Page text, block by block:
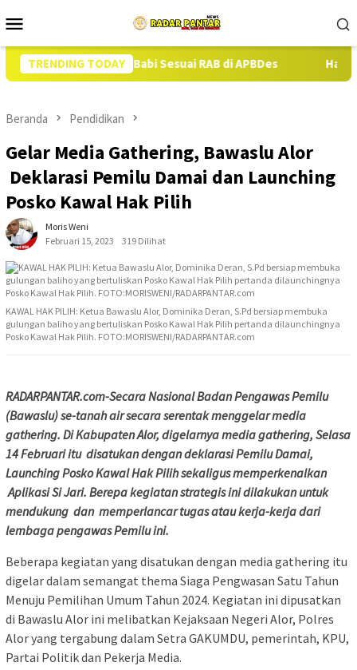
ke
Mobile
TRENDING TODAY
13 Ekor Babi Sesuai RAB di APBDes Hampir Setahun
Beranda Pendidikan
Gelar Media Gathering, Bawaslu Alor
Deklarasi Pemilu Damai dan Launching
Posko Kawal Hak Pilih
Moris Weni
Februari 15, 2023
319 Dilihat
KAWAL HAK PILIH: Ketua Bawaslu Alor, Dominika Deran, S.Pd bersiap membuka
gulungan baliho yang bertuliskan Posko Kawal Hak Pilih pertanda dilaunchingnya
Posko Kawal Hak Pilih. FOTO:MORISWENI/RADARPANTAR.com
RADARPANTAR.com-Secara NasionalBadan Pengawas Pemilu
(Bawaslu)se-tanah air secara serentak menggelar media
gathering. Di Kabupaten Alor, digelarnya media gathering, Selasa
14 Februari itu disatukan dengan deklarasi Pemilu Damai,
Launching Posko Kawal Hak Pilih sekaligus memperkenalkan
Aplikasi Si Jari. Berepa kegiatan strategis ini dilakukan untuk
mendukung dan memperlancar tugas atau kerja-kerja dari
lembaga pengawas Pemiluini.
Beberapa kegiatan yang disatukan dengan media gathering itu
digelar dalam semangat thema Siaga Pengwasan Satu Tahun
Menuju Pemilihan Umum Tahun 2024. Kegiatan ini dipusatkan
di Bawaslu Alor ini melibatkan Kejaksaan Negeri Alor, Polres
Alor yang tergabung dalam Setra GAKUMDU, pemerintah, KPU,
Partai Politik dan Pekerja Media.